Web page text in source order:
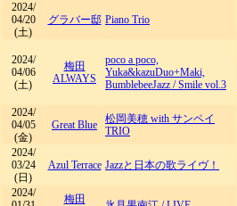
2024/
04/20
(土)
グラバー邸 Piano Trio
2024/
04/06
(土)
梅田
ALWAYS
poco a poco,
Yuka&kazuDuo+Maki,
BumblebeeJazz /Smile vol.3
2024/
04/05
(金)
Great Blue
松岡美穂 with サンペイ
TRIO
2024/
03/24
(日)
Azul Terrace Jazzと日本の歌ライヴ！
2024/
梅田